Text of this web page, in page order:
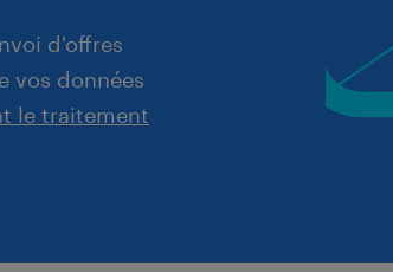
d'offres
vos données
le traitement